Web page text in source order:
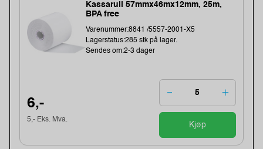
Kassarull 57mmx46mx12mm, 25m,
BPA free
Varenummer:8841 /5557-2001-X5
Lagerstatus:285 stk på lager.
Sendes om:2-3 dager
6,-
5,- Eks. Mva.
Kjøp